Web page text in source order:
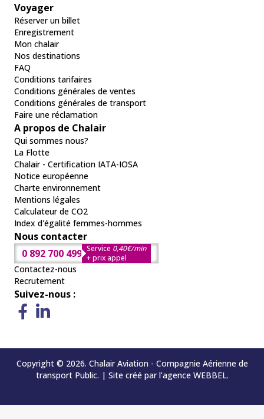
Voyager
Réserver un billet
Enregistrement
Mon chalair
Nos destinations
FAQ
Conditions tarifaires
Conditions générales de ventes
Conditions générales de transport
Faire une réclamation
A propos de Chalair
Qui sommes nous?
La Flotte
Chalair - Certification IATA-IOSA
Notice européenne
Charte environnement
Mentions légales
Calculateur de CO2
Index d'égalité femmes-hommes
Nous contacter
0 892 700 499 Service 0,40€/min
+ prix appel
Contactez-nous
Recrutement
Suivez-nous :
Copyright © 2026. Chalair Aviation - Compagnie Aérienne de
transport Public. | Site créé par l’agence WEBBEL.